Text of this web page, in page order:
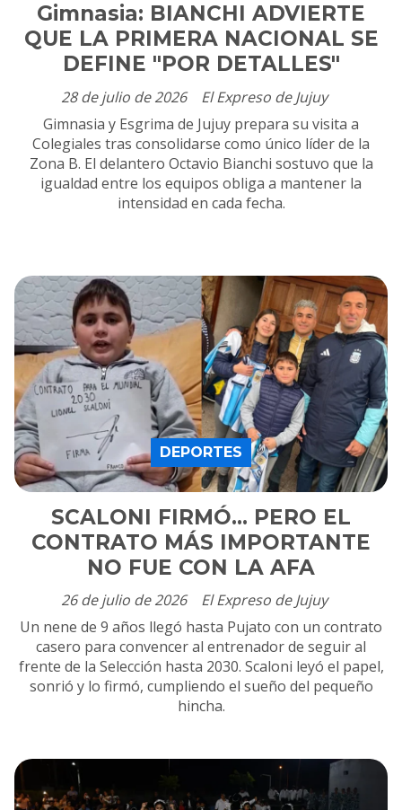
Gimnasia: BIANCHI ADVIERTE
QUE LA PRIMERA NACIONAL SE
DEFINE "POR DETALLES"
El Expreso de Jujuy
28 de julio de 2026
Gimnasia y Esgrima de Jujuy prepara su visita a
Colegiales tras consolidarse como único líder de la
Zona B. El delantero Octavio Bianchi sostuvo que la
igualdad entre los equipos obliga a mantener la
intensidad en cada fecha.
SCALONI FIRMÓ... PERO EL
CONTRATO MÁS IMPORTANTE
NO FUE CON LA AFA
El Expreso de Jujuy
DEPORTES
26 de julio de 2026
Un nene de 9 años llegó hasta Pujato con un contrato
casero para convencer al entrenador de seguir al
frente de la Selección hasta 2030. Scaloni leyó el papel,
sonrió y lo firmó, cumpliendo el sueño del pequeño
hincha.